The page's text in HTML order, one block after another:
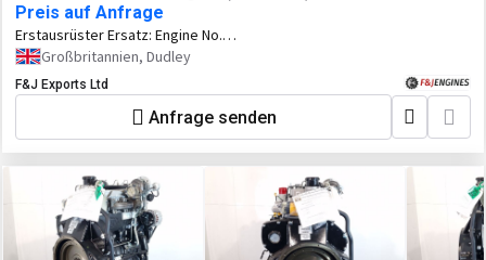
Preis auf Anfrage
Erstausrüster Ersatz: Engine No.
6734176Großbritannien, Dudley
F&J Exports Ltd
Anfrage senden